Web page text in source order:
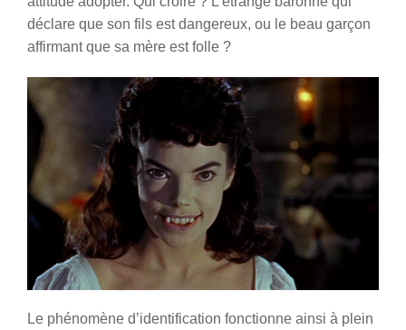
déclare que son fils est dangereux, ou le beau garçon
affirmant que sa mère est folle ?
Le phénomène d’identification fonctionne ainsi à plein